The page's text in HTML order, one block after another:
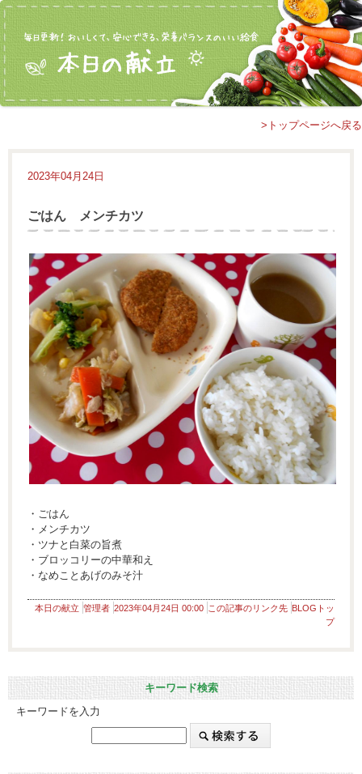
>トップページへ戻る
2023年04月24日
ごはん メンチカツ
・ごはん
・メンチカツ
・ツナと白菜の旨煮
・ブロッコリーの中華和え
・なめことあげのみそ汁
本日の献立 管理者 2023年04月24日 00:00 この記事のリンク先 BLOGトッ
プ
キーワード検索
キーワードを入力